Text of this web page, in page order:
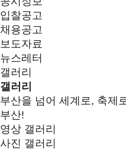
입찰공고
채용공고
보도자료
뉴스레터
갤러리
갤러리
부산을 넘어 세계로, 축제
부산!
영상 갤러리
사진 갤러리